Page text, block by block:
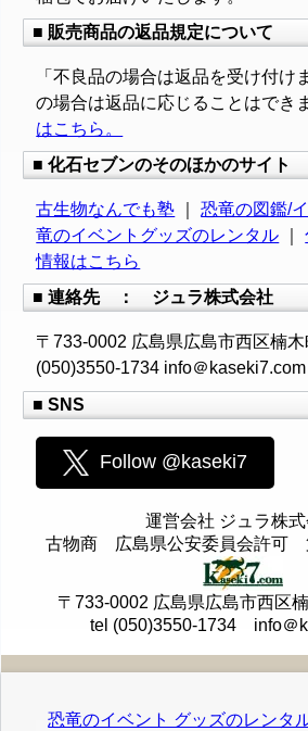
■ 販売商品の返品規定について
「不良品の場合は返品を受け付け
の場合は返品に応じることはでき
はこちら。
■ 化石セブンのそのほかのサイト
古生物なんでも塾 ｜恐竜の図鑑/
竜のイベントグッズのレンタル ｜
情報はこちら
■ 連絡先 ： ジュラ株式会社
〒733-0002 広島県広島市西区楠木
(050)3550-1734 info＠kaseki7.com
■ SNS
Follow @kaseki7
運営会社 ジュラ株
古物商 広島県公安委員会許可
〒733-0002 広島県広島市西区
tel (050)3550-1734 info＠
恐竜のイベント グッズのレンタ